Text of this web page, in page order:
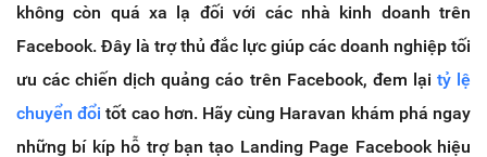
không còn quá xa lạ đối với các nhà kinh doanh trên
Facebook. Đây là trợ thủ đắc lực giúp các doanh nghiệp tối
ưu các chiến dịch quảng cáo trên Facebook, đem lại tỷ lệ
chuyển đổi tốt cao hơn. Hãy cùng Haravan khám phá ngay
những bí kíp hỗ trợ bạn tạo Landing Page Facebook hiệu